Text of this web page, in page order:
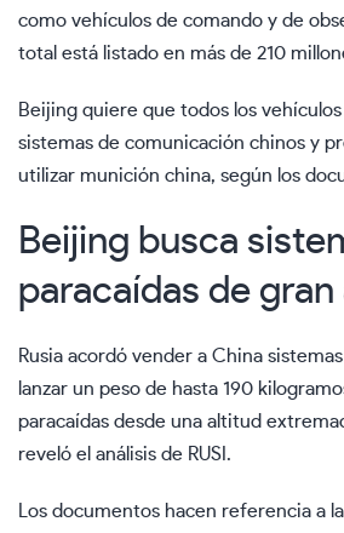
como vehículos de comando y de
total está listado en más de 210
Beijing quiere que todos los
sistemas de comunicación chinos y
utilizar munición china, según los
Beijing busca
paracaídas de
Rusia acordó vender a China
lanzar un peso de hasta 190
paracaídas desde una altitud
reveló el análisis de RUSI.
Los documentos hacen referencia a